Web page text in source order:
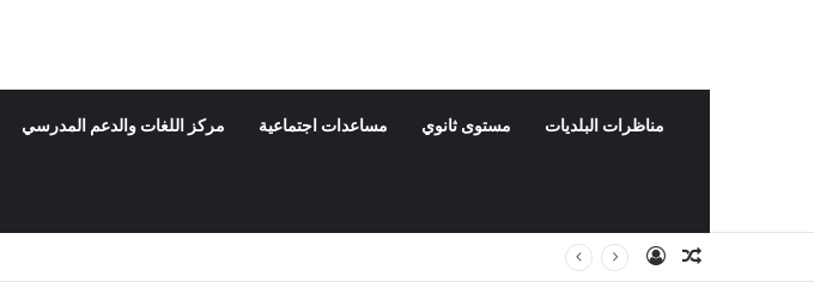
مركز اللغات والدعم المدرسي مساعدات اجتماعية مستوى ثانوي مناظرات البلديات
Connexion
Article